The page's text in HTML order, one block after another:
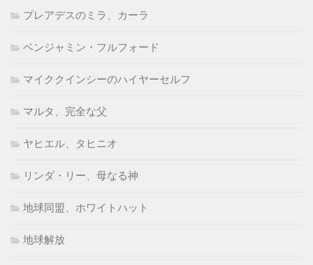
プレアデスのミラ、カーラ
ベンジャミン・フルフォード
マイククインシーのハイヤーセルフ
マルタ、完全な父
ヤヒエル、タヒニオ
リンダ・リー、母なる神
地球同盟、ホワイトハット
地球解放